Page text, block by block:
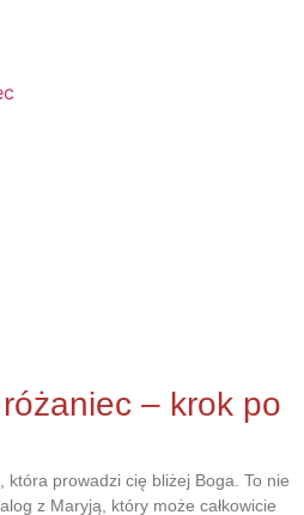
– krok po
która prowadzi cię bliżej Boga. To nie
z Maryją, który może całkowicie